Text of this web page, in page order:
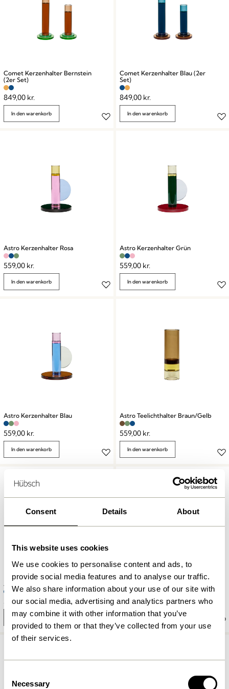
Consent Details About
This website uses cookies
We use cookies to personalise content and ads, to
provide social media features and to analyse our traffic.
We also share information about your use of our site with
our social media, advertising and analytics partners who
may combine it with other information that you’ve
provided to them or that they’ve collected from your use
of their services.
Selection
Necessary
Comet Kerzenhalter Bernstein
(2er Set)
849,00 kr.
In den warenkorb
Comet Kerzenhalter Blau (2er
Set)
849,00 kr.
In den warenkorb
Astro Kerzenhalter Rosa
559,00 kr.
In den warenkorb
Astro Kerzenhalter Grün
559,00 kr.
In den warenkorb
Astro Kerzenhalter Blau
559,00 kr.
In den warenkorb
Astro Teelichthalter Braun/Gelb
559,00 kr.
In den warenkorb
Astro Teelichthalter Grün/Blau
559,00kr.
In den warenkorb
Astro Teelichthalter Grün/Rosa
559,00kr.
In den warenkorb